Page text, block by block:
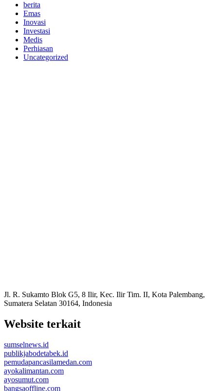
berita
Emas
Inovasi
Investasi
Medis
Perhiasan
Uncategorized
Jl. R. Sukamto Blok G5, 8 Ilir, Kec. Ilir Tim. II, Kota Palembang,
Sumatera Selatan 30164, Indonesia
Website terkait
sumselnews.id
publikjabodetabek.id
pemudapancasilamedan.com
ayokalimantan.com
ayosumut.com
bangsaoffline.com